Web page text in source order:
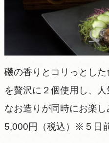
磯の香りとコリっとし
を贅沢に２個使用し、
なお造りが同時にお楽し
5,000円（税込）※５日